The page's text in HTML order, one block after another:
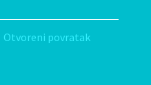
Otvoreni povratak